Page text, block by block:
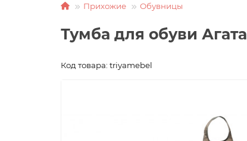
Прихожие Обувницы
Тумба для обуви Агата
Код товара: triyamebel